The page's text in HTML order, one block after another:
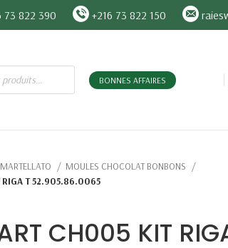
73 822 390 +216 73 822 150
BONNES AFFAIRES
MARTELLATO
MOULES CHOCOLAT BONBONS
RIGA T 52.905.86.0065
CH005 KIT